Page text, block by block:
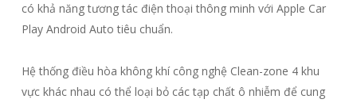
có khả năng tương tác điện thoại thông minh với Apple Car
Play Android Auto tiêu chuẩn.
Hệ thống điều hòa không khí công nghệ Clean-zone 4 khu
vực khác nhau có thể loại bỏ các tạp chất ô nhiễm để cung